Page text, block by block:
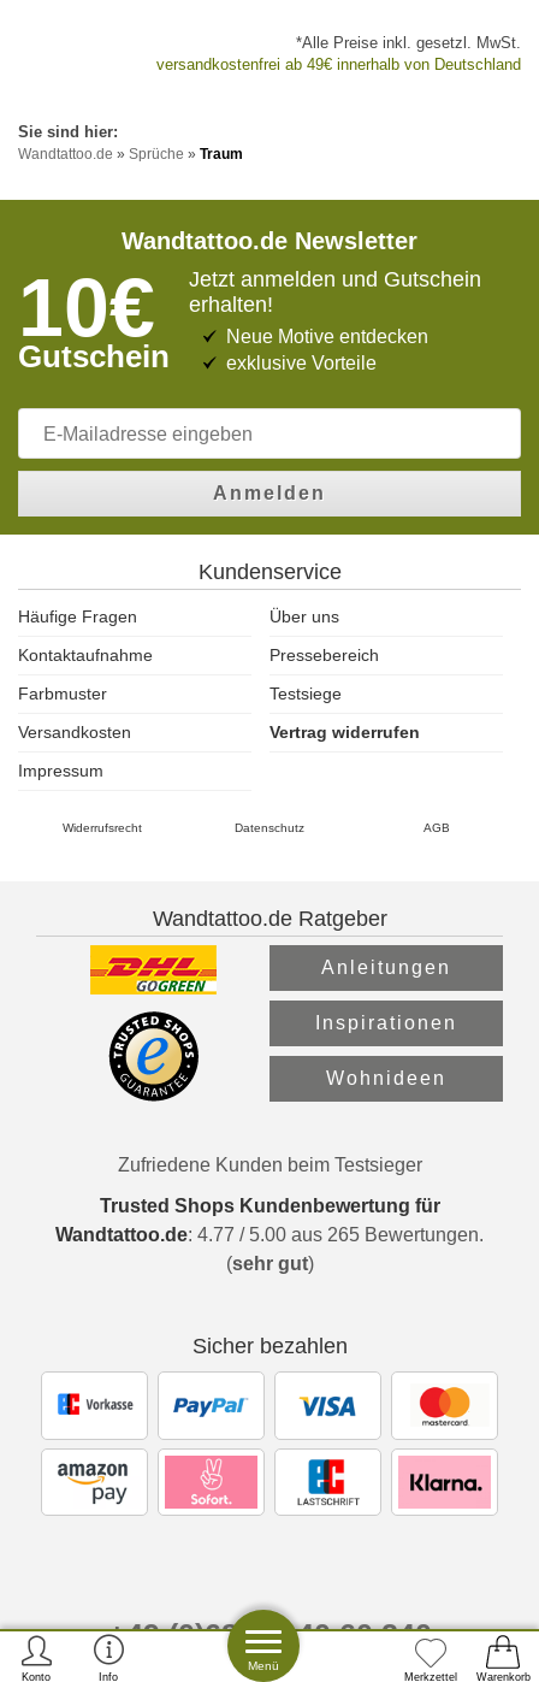
*Alle Preise inkl. gesetzl. MwSt.
versandkostenfrei ab 49€ innerhalb von Deutschland
Wandtattoo.de » Sprüche » Traum
Wandtattoo.de Newsletter
10€
Gutschein
Jetzt anmelden und Gutschein
erhalten!
Neue Motive entdecken
exklusive Vorteile
Anmelden
Kundenservice
Häufige Fragen
Über uns
Kontaktaufnahme
Pressebereich
Farbmuster
Testsiege
Versandkosten
Vertrag widerrufen
Impressum
Widerrufsrecht Datenschutz AGB
Wandtattoo.de Ratgeber
Anleitungen
Inspirationen
Wohnideen
Zufriedene Kunden beim Testsieger
Trusted Shops Kundenbewertung für
Wandtattoo.de: 4.77 / 5.00 aus 265 Bewertungen.
(sehr gut)
Sicher bezahlen
+49 (0)6825 / 40 60 240
Montag bis Freitag 08 - 16 Uhr
Warenkorb
Merkzettel
Menü
Konto Info